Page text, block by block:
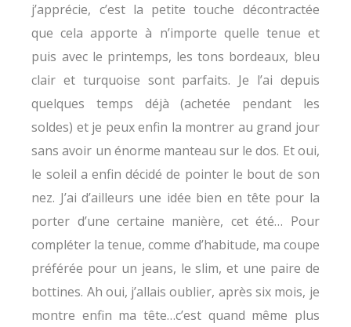
j’apprécie, c’est la petite touche décontractée
que cela apporte à n’importe quelle tenue et
puis avec le printemps, les tons bordeaux, bleu
clair et turquoise sont parfaits. Je l’ai depuis
quelques temps déjà (achetée pendant les
soldes) et je peux enfin la montrer au grand jour
sans avoir un énorme manteau sur le dos. Et oui,
le soleil a enfin décidé de pointer le bout de son
nez. J’ai d’ailleurs une idée bien en tête pour la
porter d’une certaine manière, cet été… Pour
compléter la tenue, comme d’habitude, ma coupe
préférée pour un jeans, le slim, et une paire de
bottines. Ah oui, j’allais oublier, après six mois, je
montre enfin ma tête…c’est quand même plus